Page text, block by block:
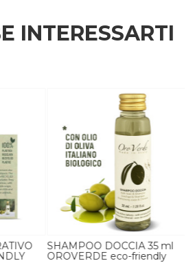
INTERESSARTI
SHAMPOO DOCCIA 35 ml
OROVERDE eco-friendly